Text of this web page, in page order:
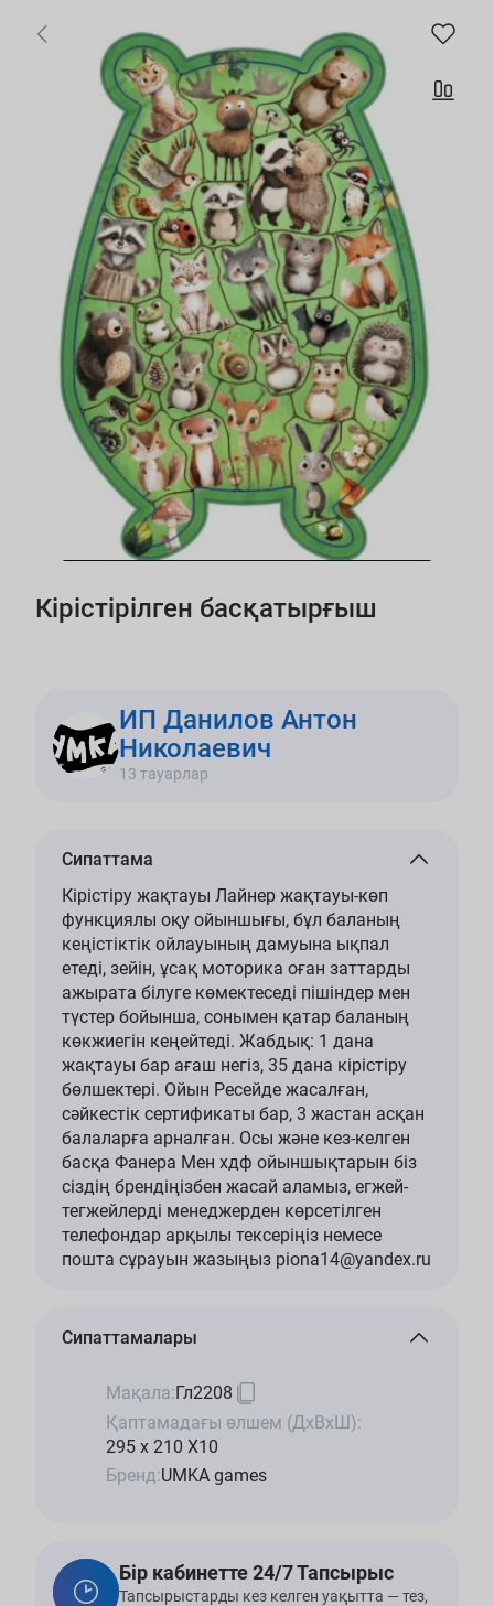
Кірістірілген басқатырғыш
ИП Данилов Антон
Николаевич
13 тауарлар
Сипаттама
Кірістіру жақтауы Лайнер жақтауы-көп
функциялы оқу ойыншығы, бұл баланың
кеңістіктік ойлауының дамуына ықпал
етеді, зейін, ұсақ моторика оған заттарды
ажырата білуге көмектеседі пішіндер мен
түстер бойынша, сонымен қатар баланың
көкжиегін кеңейтеді. Жабдық: 1 дана
жақтауы бар ағаш негіз, 35 дана кірістіру
бөлшектері. Ойын Ресейде жасалған,
сәйкестік сертификаты бар, 3 жастан асқан
балаларға арналған. Осы және кез-келген
басқа Фанера Мен хдф ойыншықтарын біз
сіздің брендіңізбен жасай аламыз, егжей-
тегжейлерді менеджерден көрсетілген
телефондар арқылы тексеріңіз немесе
пошта сұрауын жазыңыз piona14@yandex.ru
Сипаттамалары
Мақала:Гл2208
Қаптамадағы өлшем (ДхВхШ):
295 x 210 X10
Бренд:UMKA games
Бір кабинетте 24/7 Тапсырыс
Тапсырыстарды кез келген уақытта — тез,